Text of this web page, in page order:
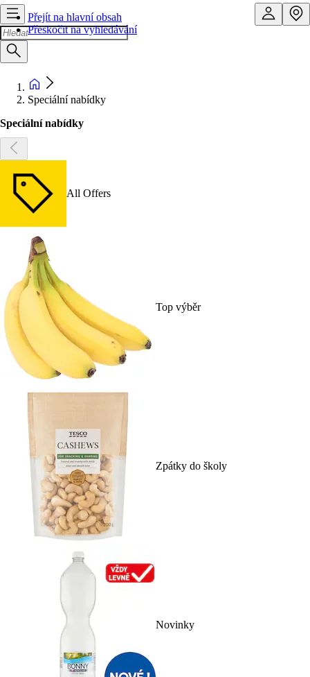
Přejít na hlavní obsah
Přeskočit na vyhledávání
Speciální nabídky
Speciální nabídky
All Offers
Top výběr
Zpátky do školy
Novinky